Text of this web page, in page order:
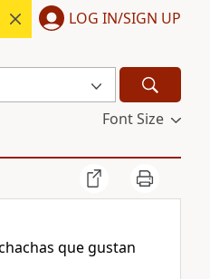
LOG IN/SIGN UP
Font Size
que gustan